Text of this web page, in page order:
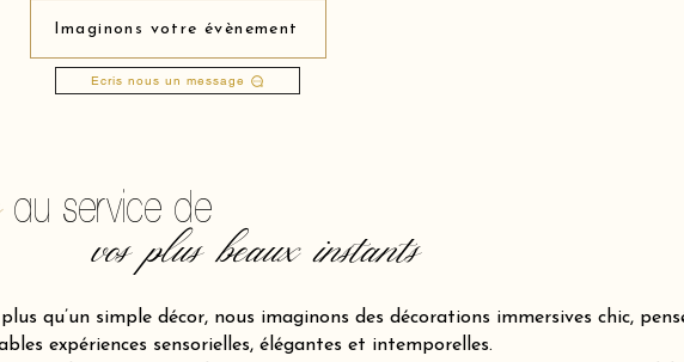
Imaginons votre évènement
Ecris nous un message
au service de
vos plus beaux instants
qu’un simple décor, nous imaginons des décorations immersives chic,
expériences sensorielles, élégantes et intemporelles.